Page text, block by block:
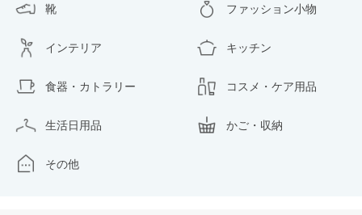
靴 ファッション小物
インテリア キッチン
食器・カトラリー コスメ・ケア用品
生活日用品 かご・収納
その他